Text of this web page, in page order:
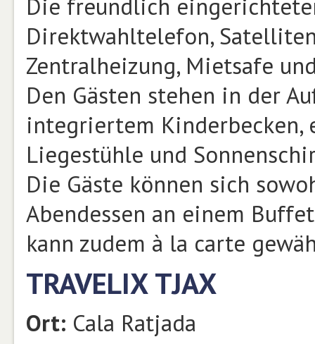
Die freundlich
Direktwahltelefon,
Zentralheizung, Mietsafe
Den Gästen stehen in der
integriertem Kinderbecken,
Liegestühle und
Die Gäste können sich
Abendessen an einem
kann zudem à la carte
TRAVELIX TJAX
Ort: Cala Ratjada